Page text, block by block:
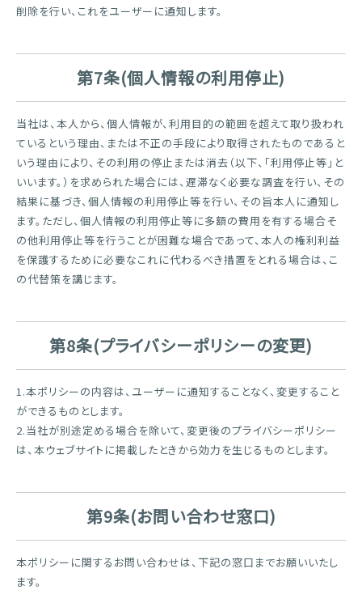
削除を行い、これをユーザーに通知します。
第7条(個人情報の利用停止)
当社は、本人から、個人情報が、利用目的の範囲を超えて取り扱われ
ているという理由、または不正の手段により取得されたものであると
いう理由により、その利用の停止または消去（以下、「利用停止等」と
いいます。）を求められた場合には、遅滞なく必要な調査を行い、その
結果に基づき、個人情報の利用停止等を行い、その旨本人に通知し
ます。ただし、個人情報の利用停止等に多額の費用を有する場合そ
の他利用停止等を行うことが困難な場合であって、本人の権利利益
を保護するために必要なこれに代わるべき措置をとれる場合は、こ
の代替策を講じます。
第8条(プライバシーポリシーの変更)
1.本ポリシーの内容は、ユーザーに通知することなく、変更すること
ができるものとします。
2.当社が別途定める場合を除いて、変更後のプライバシーポリシー
は、本ウェブサイトに掲載したときから効力を生じるものとします。
第9条(お問い合わせ窓口)
本ポリシーに関するお問い合わせは、下記の窓口までお願いいたし
ます。